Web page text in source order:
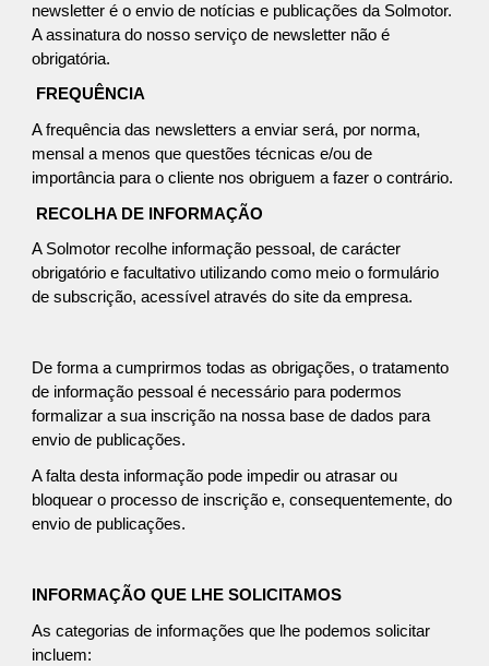
newsletter é o envio de notícias e publicações da Solmotor.
A assinatura do nosso serviço de newsletter não é
obrigatória.
FREQUÊNCIA
A frequência das newsletters a enviar será, por norma,
mensal a menos que questões técnicas e/ou de
importância para o cliente nos obriguem a fazer o contrário.
RECOLHA DE INFORMAÇÃO
A Solmotor recolhe informação pessoal, de carácter
obrigatório e facultativo utilizando como meio o formulário
de subscrição, acessível através do site da empresa.
De forma a cumprirmos todas as obrigações, o tratamento
de informação pessoal é necessário para podermos
formalizar a sua inscrição na nossa base de dados para
envio de publicações.
A falta desta informação pode impedir ou atrasar ou
bloquear o processo de inscrição e, consequentemente, do
envio de publicações.
INFORMAÇÃO QUE LHE SOLICITAMOS
As categorias de informações que lhe podemos solicitar
incluem: